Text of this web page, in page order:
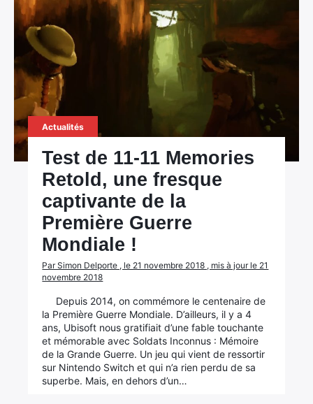
Actualités
Test de 11-11 Memories
Retold, une fresque
captivante de la
Première Guerre
Mondiale !
Par Simon Delporte , le 21 novembre 2018 , mis à jour le 21
novembre 2018
Depuis 2014, on commémore le centenaire de
la Première Guerre Mondiale. D’ailleurs, il y a 4
ans, Ubisoft nous gratifiait d’une fable touchante
et mémorable avec Soldats Inconnus : Mémoire
de la Grande Guerre. Un jeu qui vient de ressortir
sur Nintendo Switch et qui n’a rien perdu de sa
superbe. Mais, en dehors d’un…
Rechercher